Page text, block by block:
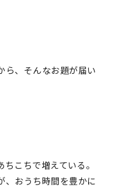
、そんなお題が届い
こちで増えている。
、おうち時間を豊かに